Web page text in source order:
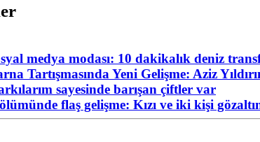
medya modası: 10 dakikalık deniz
Tartışmasında Yeni Gelişme: Aziz
sayesinde barışan çiftler var
flaş gelişme: Kızı ve iki kişi